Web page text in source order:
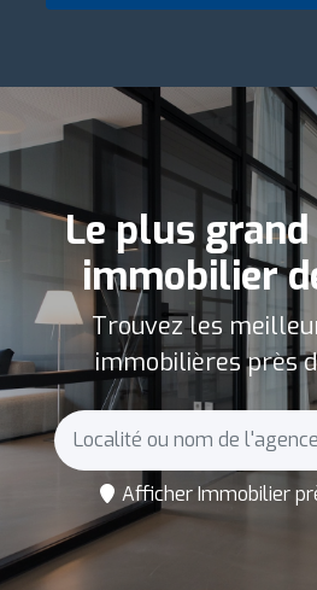
Le plus
immobilier
Trouvez les
immobilières près
Afficher Immobilier